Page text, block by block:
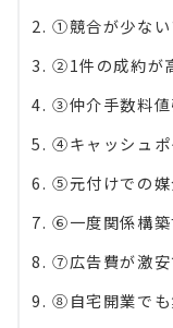
①競合が少ない
②1件の成約が
③仲介手数料値
④キャッシュポ
⑤元付けでの媒
⑥一度関係構築
⑦広告費が激安
⑧自宅開業でも